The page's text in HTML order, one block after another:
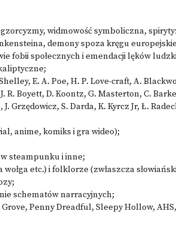
widmowość symboliczna,
demony spoza kręgu
fobii społecznych i emendacji lęków
E. A. Poe, H. P. Love-craft, A.
R. Boyett, D. Koontz, G. Masterton, C.
Grzędowicz, S. Darda, K. Kyrcz Jr, Ł.
anime, komiks i gra wideo);
steampunku i inne;
etc.) i folklorze (zwłaszcza
schematów narracyjnych;
Penny Dreadful, Sleepy Hollow,